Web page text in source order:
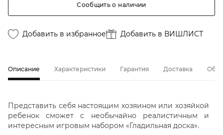
Сообщить о наличии
Добавить в избранное Добавить в ВИШЛИСТ
Описание Характеристики Гарантия Доставка
Представить себя настоящим хозяином или хозяйкой
ребенок сможет с необычайно реалистичным и
интересным игровым набором «Гладильная доска».